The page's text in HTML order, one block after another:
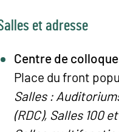
et adresse
Centre de
Place du front
Salles :
(RDC), Salles 100